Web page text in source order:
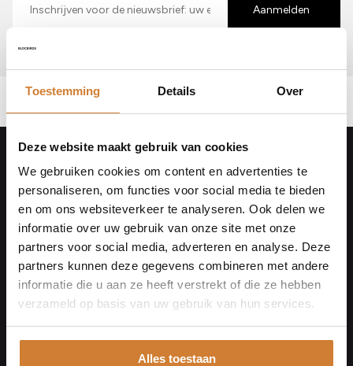
Toestemming Details Over
Deze website maakt gebruik van cookies
We gebruiken cookies om content en advertenties te
personaliseren, om functies voor social media te bieden
en om ons websiteverkeer te analyseren. Ook delen we
informatie over uw gebruik van onze site met onze
partners voor social media, adverteren en analyse. Deze
partners kunnen deze gegevens combineren met andere
informatie die u aan ze heeft verstrekt of die ze hebben
verzameld op basis van uw gebruik van hun services.
Alles toestaan
mailadres
Aanmelden
Footer
Bestelling herroepen
Algemene voorwaarden
Privacy Policy
Wijzig cookievoorkeuren
Contact